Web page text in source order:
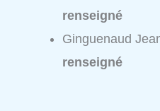
renseigné
Ginguenaud
renseigné